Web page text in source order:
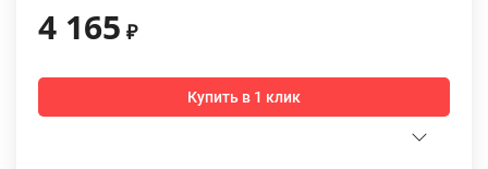
4 165 ₽
Купить в 1 клик